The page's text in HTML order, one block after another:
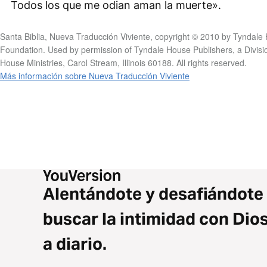
Todos los que me odian aman la muerte».
Santa Biblia, Nueva Traducción Viviente, copyright © 2010 by Tyndale
Foundation. Used by permission of Tyndale House Publishers, a
House Ministries, Carol Stream, Illinois 60188. All rights reserved.
Más información sobre Nueva Traducción Viviente
Alentándote y desafiándote
buscar la intimidad con
a diario.